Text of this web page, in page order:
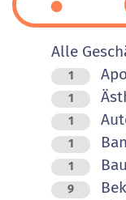
Alle
1
1
1
1
1
9